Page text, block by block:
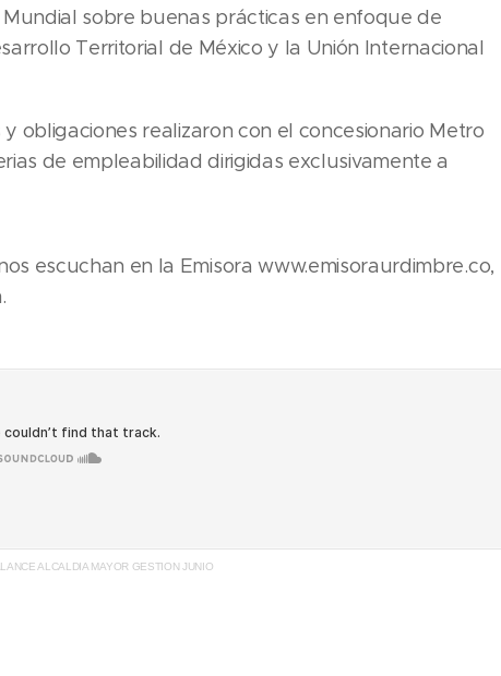
sobre buenas prácticas en enfoque de
Territorial de México y la Unión Internacional
obligaciones realizaron con el concesionario Metro
de empleabilidad dirigidas exclusivamente a
escuchan en la Emisora www.emisoraurdimbre.co,
ALCALDIA MAYOR GESTION JUNIO